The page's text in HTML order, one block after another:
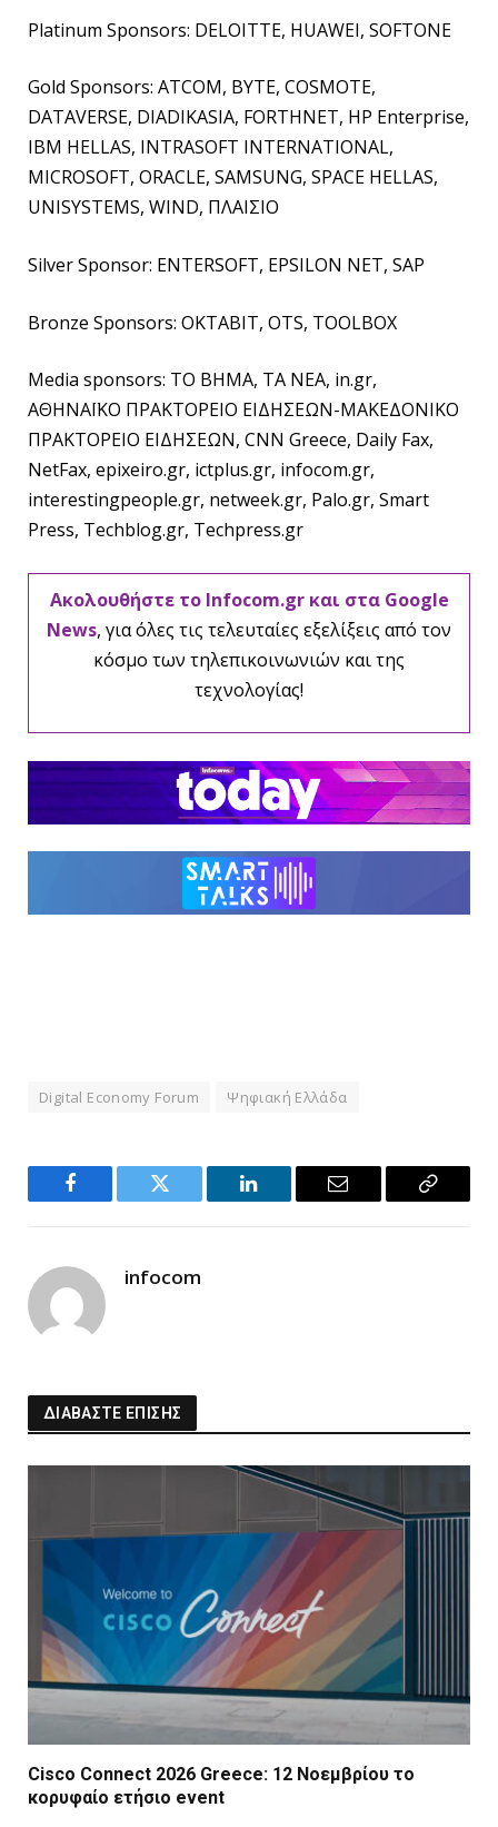
Platinum Sponsors: DELOITTE, HUAWEI, SOFTONE
Gold Sponsors: ATCOM, BYTE, COSMOTE,
DATAVERSE, DIADIKASIA, FORTHNET, HP Enterprise,
IBM HELLAS, INTRASOFT INTERNATIONAL,
MICROSOFT, ORACLE, SAMSUNG, SPACE HELLAS,
UNISYSTEMS, WIND, ΠΛΑΙΣΙΟ
Silver Sponsor: ENTERSOFT, EPSILON NET, SAP
Bronze Sponsors: OKTABIT, OTS, TOOLBOX
Media sponsors: ΤΟ ΒΗΜΑ, ΤΑ ΝΕΑ, in.gr,
ΑΘΗΝΑΪΚΟ ΠΡΑΚΤΟΡΕΙΟ ΕΙΔΗΣΕΩΝ-ΜΑΚΕΔΟΝΙΚΟ
ΠΡΑΚΤΟΡΕΙΟ ΕΙΔΗΣΕΩΝ, CNN Greece, Daily Fax,
NetFax, epixeiro.gr, ictplus.gr, infocom.gr,
interestingpeople.gr, netweek.gr, Palo.gr, Smart
Press, Techblog.gr, Techpress.gr
Ακολουθήστε το Infocom.gr και στα Google
News, για όλες τις τελευταίες εξελίξεις από τον
κόσμο των τηλεπικοινωνιών και της
τεχνολογίας!
Digital Economy Forum Ψηφιακή Ελλάδα
Facebook Twitter LinkedIn Email
Copy
infocom
ΔΙΑΒΑΣΤΕ ΕΠΙΣΗΣ
Cisco Connect 2026 Greece: 12 Νοεμβρίου το
κορυφαίο ετήσιο event